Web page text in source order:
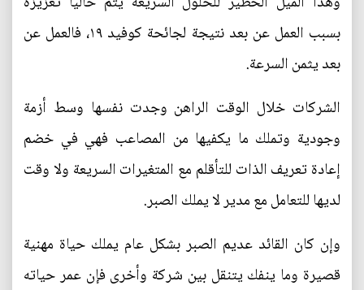
بسبب العمل عن بعد نتيجة لجائحة كوفيد ١٩، فالعمل عن
بعد يثمن السرعة.
الشركات خلال الوقت الراهن وجدت نفسها وسط أزمة
وجودية وتملك ما يكفيها من المصاعب فهي في خضم
إعادة تعريف الذات للتأقلم مع المتغيرات السريعة ولا وقت
لديها للتعامل مع مدير لا يملك الصبر.
وإن كان القائد عديم الصبر بشكل عام يملك حياة مهنية
قصيرة وما ينفك يتنقل بين شركة وأخرى فإن عمر حياته